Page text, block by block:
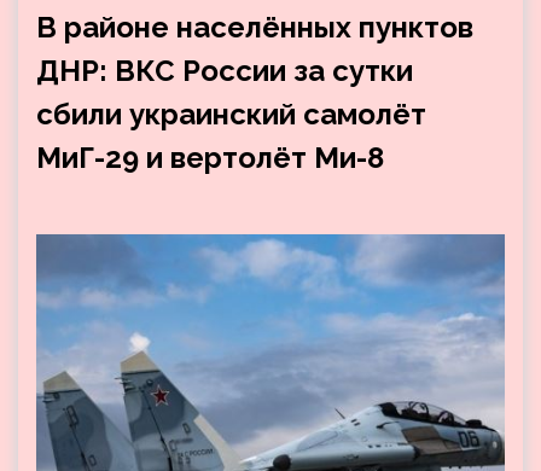
В районе населённых пунктов
ДНР: ВКС России за сутки
сбили украинский самолёт
МиГ-29 и вертолёт Ми-8